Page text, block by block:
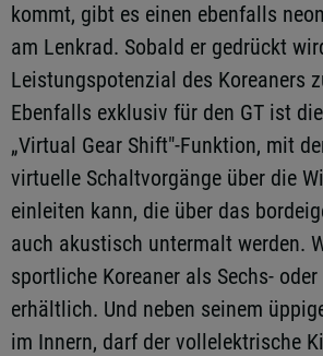
kommt, gibt es einen ebenfalls
am Lenkrad. Sobald er gedrückt
Leistungspotenzial des Koreaners
Ebenfalls exklusiv für den GT ist
„Virtual Gear Shift"-Funktion, mit
virtuelle Schaltvorgänge über die
einleiten kann, die über das
auch akustisch untermalt werden.
sportliche Koreaner als Sechs-
erhältlich. Und neben seinem
im Innern, darf der vollelektrische